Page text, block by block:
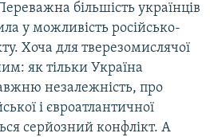
більшість українців
у можливість російсько-
Хоча для тверезомислячої
як тільки Україна
незалежність, про
і євроатлантичної
серйозний конфлікт. А